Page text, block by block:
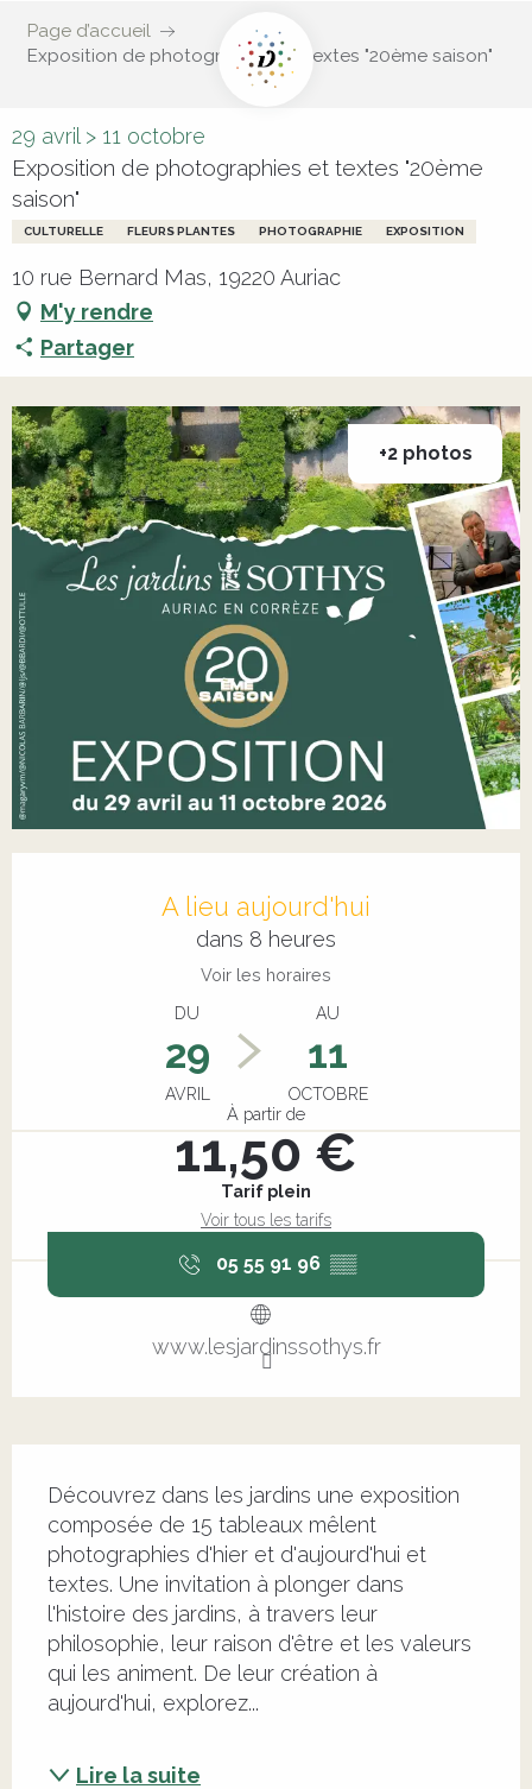
Page d’accueil
Exposition de photographies et textes "20ème saison"
29 avril > 11 octobre
Exposition de photographies et textes "20ème
saison"
CULTURELLE FLEURS PLANTES PHOTOGRAPHIE EXPOSITION
10 rue Bernard Mas, 19220 Auriac
M'y rendre
Partager
+2 photos
A lieu aujourd'hui
dans 8 heures
Voir les horaires
DU
29
AVRIL
AU
11
OCTOBRE
À partir de
11,50 €
Tarif plein
Voir tous les tarifs
05 55 91 96 ▒▒
www.lesjardinssothys.fr
Découvrez dans les jardins une exposition
composée de 15 tableaux mêlent
photographies d'hier et d'aujourd'hui et
textes. Une invitation à plonger dans
l'histoire des jardins, à travers leur
philosophie, leur raison d'être et les valeurs
qui les animent. De leur création à
aujourd'hui, explorez...
Lire la suite